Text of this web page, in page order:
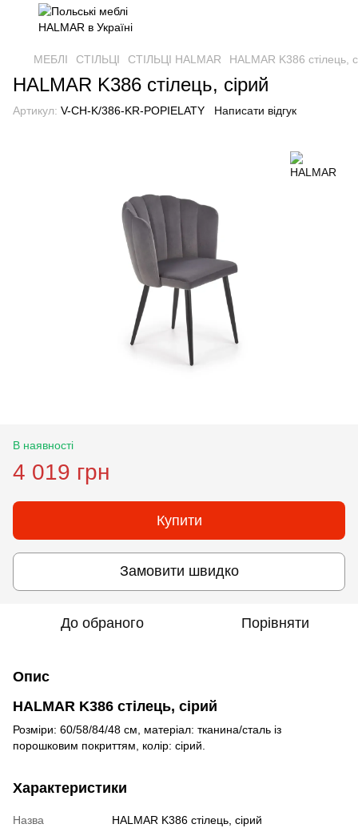
МЕБЛІ СТІЛЬЦІ СТІЛЬЦІ HALMAR HALMAR K386 стілець,
HALMAR K386 стілець, сірий
Артикул: V-CH-K/386-KR-POPIELATY Написати відгук
В наявності
4 019 грн
Купити
Замовити швидко
До обраного Порівняти
Опис
HALMAR K386 стілець, сірий
Розміри: 60/58/84/48 см, матеріал: тканина/сталь із
порошковим покриттям, колір: сірий.
Характеристики
Назва
HALMAR K386 стілець, сірий